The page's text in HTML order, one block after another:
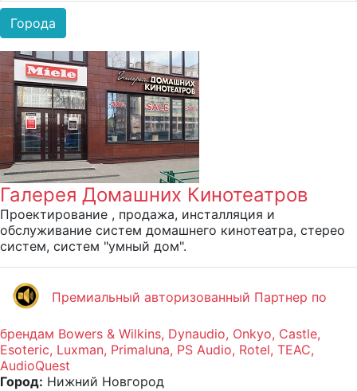
Города
Галерея Домашних Кинотеатров
Проектирование , продажа, инсталляция и
обслуживание систем домашнего кинотеатра, стерео
систем, систем "умный дом".
Премиальный авторизованный Партнер по
брендам Bowers & Wilkins, Dynaudio, Onkyo, Castle,
Esoteric, Luxman, Primaluna, PS Audio, Rotel, TEAC,
AudioQuest
Город: Нижний Новгород